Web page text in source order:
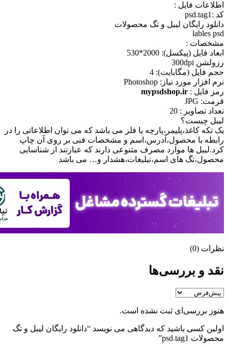
اطلاعات فايل :
کد :psd.tag1
دانلود رایگان لیبل و تگ محصولات
lables psd
مشخصات :
ابعاد فايل (پيکسل): 2000*530
رزولشن 300dpi
حجم فايل (مگابايت): 4
نرم افزار مورد نياز: Photoshop
رمز فایل : mypsdshop.ir
فرمت: JPG
تعداد تصاویر : 20
لیبل چیست؟
یک تکه کاغذ،پلیمر،پارچه یا فلز می باشد که می توان اطلاعاتی را در
رابطه با محصول،آدرس،اسم و مشخصات فنی بر روی آن چاپ
کرد.لیبل ها موارد مصرف متنوعی دارند که عبارتند از شناسایی
محصول،تگ های اسم،تبلیغات،هشدار و… می باشد
نظرات (0)
نقد و بررسی‌ها
هنوز بررسی‌ای ثبت نشده است.
اولین کسی باشید که دیدگاهی می نویسد “دانلود رایگان لیبل و تگ
محصولات psd.tag1”